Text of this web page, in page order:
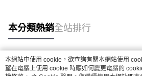
本分類熱銷全站排行
熱門標籤
本網站中使用 cookie，欲查詢有關本網站使用
望在電腦上使用 cookie 時應如何變更電腦的